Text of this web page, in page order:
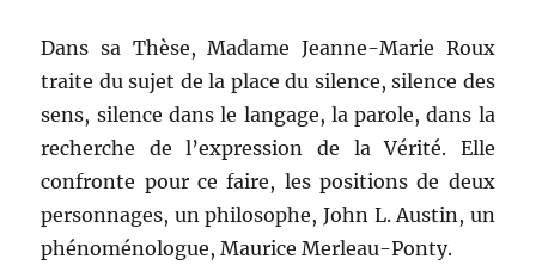
Dans sa Thèse, Madame Jeanne-Marie Roux
traite du sujet de la place du silence, silence des
sens, silence dans le langage, la parole, dans la
recherche de l’expression de la Vérité. Elle
confronte pour ce faire, les positions de deux
personnages, un philosophe, John L. Austin, un
phénoménologue, Maurice Merleau-Ponty.